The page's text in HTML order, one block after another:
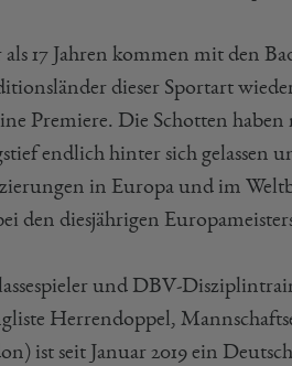
17 Jahren kommen mit den
dieser Sportart
Premiere. Die Schotten
endlich hinter sich gelassen
in Europa und im
den diesjährigen
und DBV-
Herrendoppel,
ist seit Januar 2019 ein